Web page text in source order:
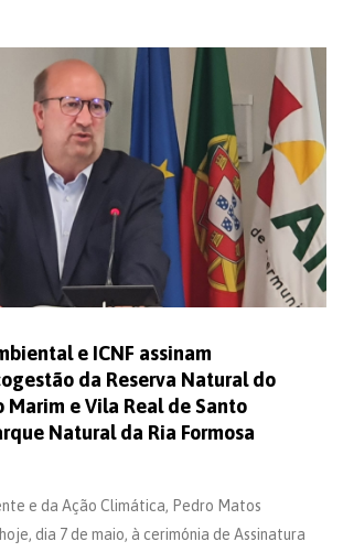
e ICNF assinam
da Reserva Natural do
Marim e Vila Real de Santo
Natural da Ria Formosa
e da Ação Climática, Pedro Matos
dia 7 de maio, à cerimónia de Assinatura